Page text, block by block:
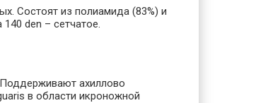
Состоят из полиамида (83%) и
den – сетчатое.
Поддерживают ахиллово
в области икроножной